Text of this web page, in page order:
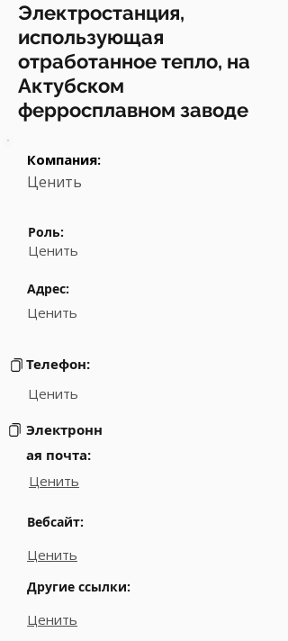
Электростанция,
использующая
отработанное тепло, на
Актубском
ферросплавном заводе
Компания:
Ценить
Роль:
Ценить
Адрес:
Ценить
Телефон:
Ценить
Электронн
ая почта:
Ценить
Вебсайт:
Ценить
Другие ссылки:
Ценить